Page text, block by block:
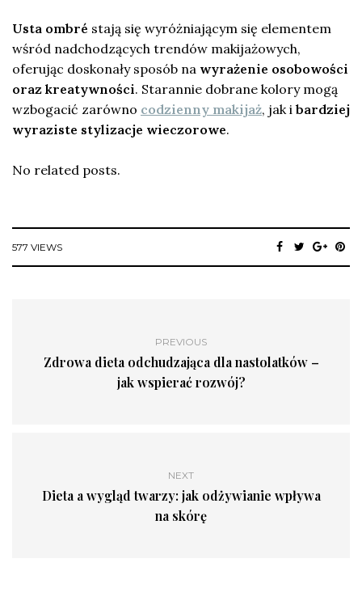
Usta ombré stają się wyróżniającym się elementem
wśród nadchodzących trendów makijażowych,
oferując doskonały sposób na wyrażenie osobowości
oraz kreatywności. Starannie dobrane kolory mogą
wzbogacić zarówno codzienny makijaż, jak i bardziej
wyraziste stylizacje wieczorowe.
No related posts.
577 VIEWS
PREVIOUS
Zdrowa dieta odchudzająca dla nastolatków –
jak wspierać rozwój?
NEXT
Dieta a wygląd twarzy: jak odżywianie wpływa
na skórę